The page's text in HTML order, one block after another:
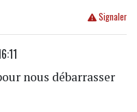
Signaler
nous débarrasser